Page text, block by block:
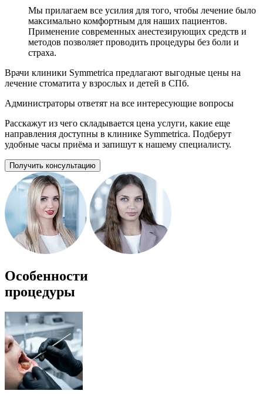
Мы прилагаем все усилия для того, чтобы лечение было
максимально комфортным для наших пациентов.
Применение современных анестезирующих средств и
методов позволяет проводить процедуры без боли и
страха.
Врачи клиники Symmetrica предлагают выгодные цены на
лечение стоматита у взрослых и детей в СПб.
Администраторы ответят на все интересующие вопросы
Расскажут из чего складывается цена услуги, какие еще
направления доступны в клинике Symmetrica. Подберут
удобные часы приёма и запишут к нашему специалисту.
Получить консультацию
Особенности
процедуры